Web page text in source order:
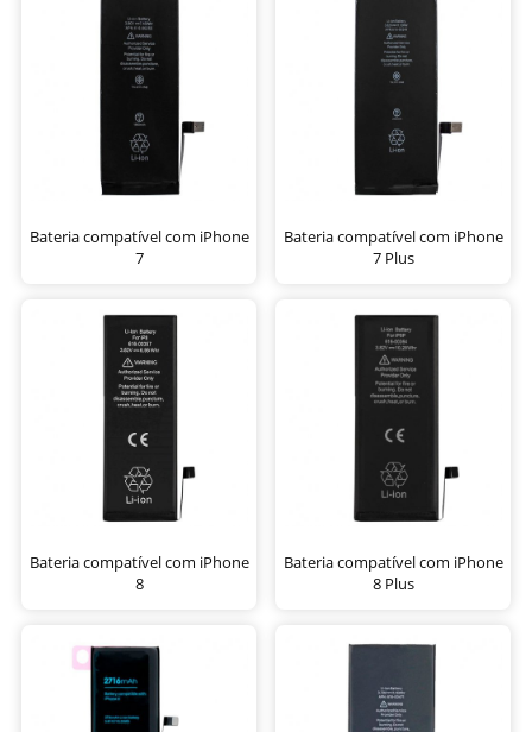
Bateria compatível com iPhone
7
Bateria compatível com iPhone
7 Plus
Bateria compatível com iPhone
8
Bateria compatível com iPhone
8 Plus